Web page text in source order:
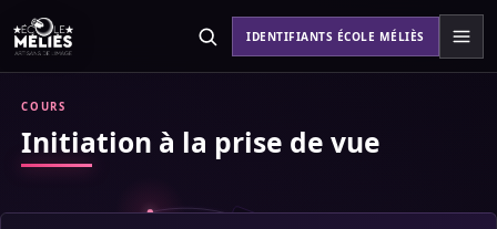
au
contenu
IDENTIFIANTS ÉCOLE MÉLIÈS
COURS
Initiation à la prise de vue